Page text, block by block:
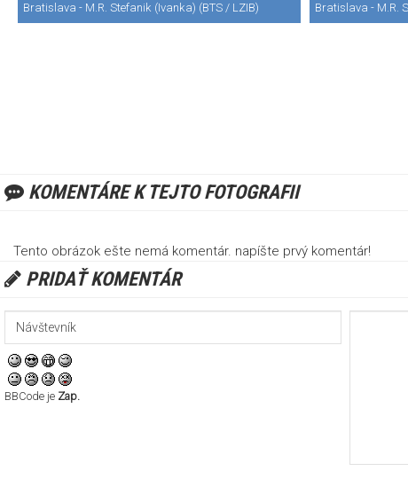
Bratislava - M.R. Stefanik (Ivanka) (BTS / LZIB)
Bratislava - M.R.
KOMENTÁRE K TEJTO FOTOGRAFII
Tento obrázok ešte nemá komentár. napíšte prvý komentár!
PRIDAŤ KOMENTÁR
BBCode je Zap.